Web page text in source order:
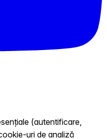
(autentificare,
uri de analiză